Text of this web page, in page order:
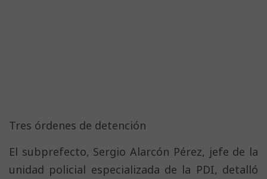
Tres órdenes de detención
El subprefecto, Sergio Alarcón Pérez, jefe de la
unidad policial especializada de la PDI, detalló